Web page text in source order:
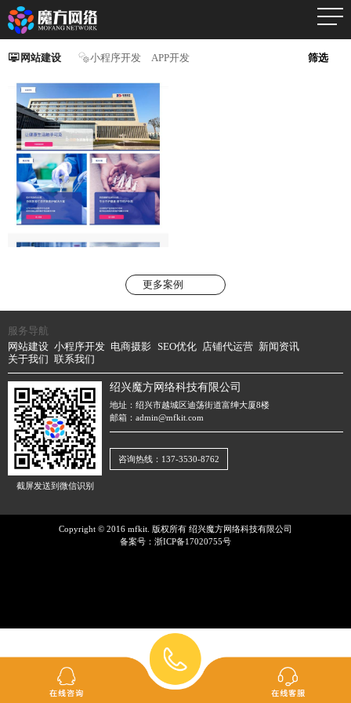
网站建设 小程序开发 APP开发 筛选
更多案例
服务导航
网站建设 小程序开发 电商摄影 SEO优化 店铺代运营 新闻资讯
关于我们
联系我们
截屏发送到微信识别
绍兴魔方网络科技有限公司
地址：绍兴市越城区迪荡街道富绅大厦8楼
邮箱：admin@mfkit.com
咨询热线：137-3530-8762
Copyright © 2016 mfkit. 版权所有 绍兴魔方网络科技有限公司
备案号： 浙ICP备17020755号